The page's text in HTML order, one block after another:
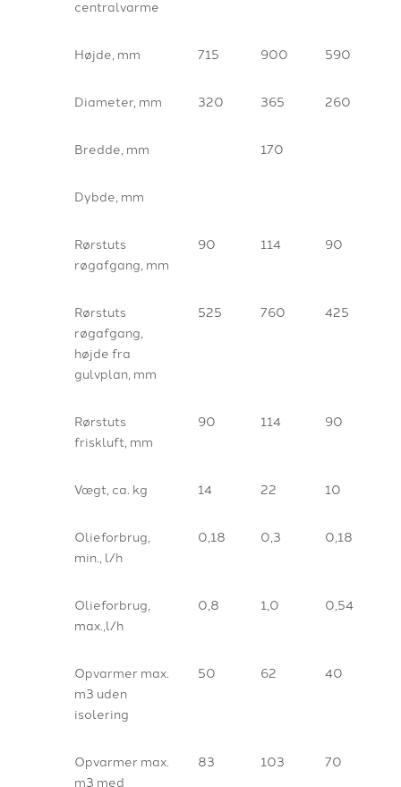
centralvarme
Højde, mm 715 900 590
Diameter, mm 320 365 260
Bredde, mm 170
Dybde, mm
Rørstuts
røgafgang, mm
90 114 90
Rørstuts
røgafgang,
højde fra
gulvplan, mm
525 760 425
Rørstuts
friskluft, mm
90 114 90
Vægt, ca. kg 14 22 10
Olieforbrug,
min., l/h
0,18 0,3 0,18
Olieforbrug,
max.,l/h
0,8 1,0 0,54
Opvarmer max.
m3 uden
isolering
50 62 40
Opvarmer max.
m3 med
83 103 70